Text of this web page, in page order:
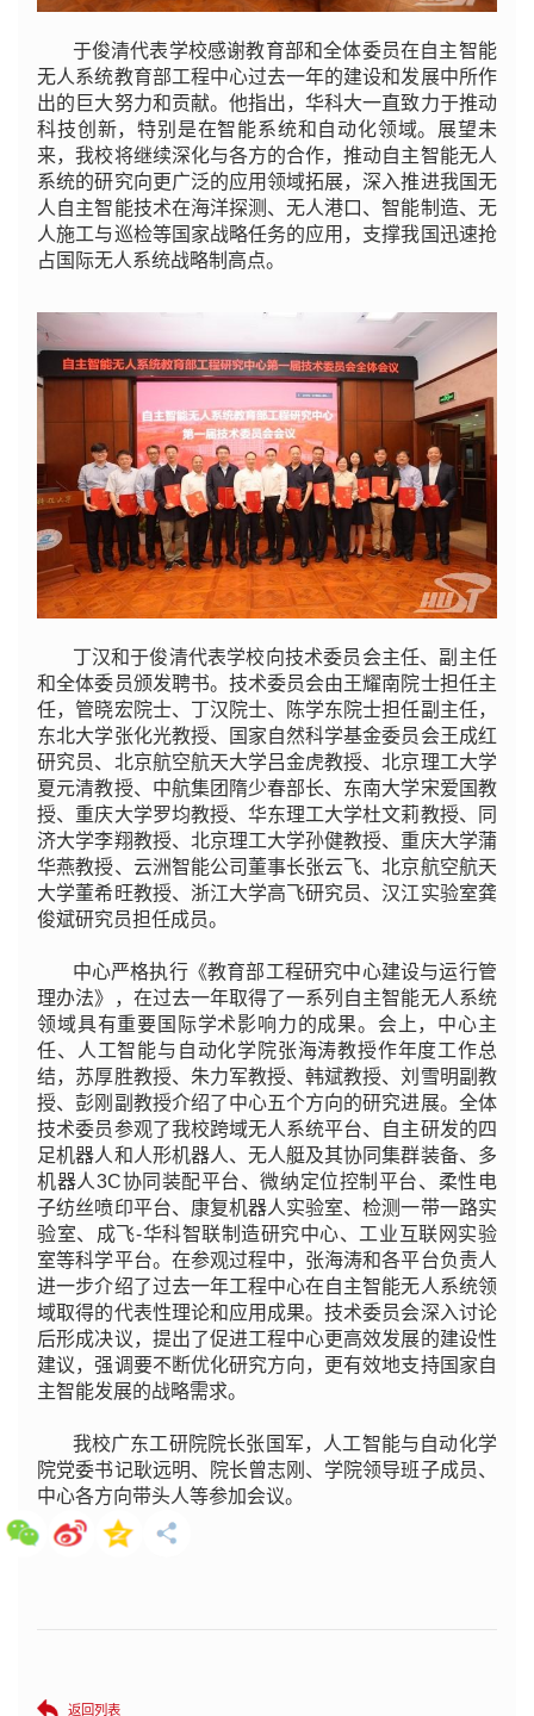
于俊清代表学校感谢教育部和全体委员在自主智能
无人系统教育部工程中心过去一年的建设和发展中所作
出的巨大努力和贡献。他指出，华科大一直致力于推动
科技创新，特别是在智能系统和自动化领域。展望未
来，我校将继续深化与各方的合作，推动自主智能无人
系统的研究向更广泛的应用领域拓展，深入推进我国无
人自主智能技术在海洋探测、无人港口、智能制造、无
人施工与巡检等国家战略任务的应用，支撑我国迅速抢
占国际无人系统战略制高点。
丁汉和于俊清代表学校向技术委员会主任、副主任
和全体委员颁发聘书。技术委员会由王耀南院士担任主
任，管晓宏院士、丁汉院士、陈学东院士担任副主任，
东北大学张化光教授、国家自然科学基金委员会王成红
研究员、北京航空航天大学吕金虎教授、北京理工大学
夏元清教授、中航集团隋少春部长、东南大学宋爱国教
授、重庆大学罗均教授、华东理工大学杜文莉教授、同
济大学李翔教授、北京理工大学孙健教授、重庆大学蒲
华燕教授、云洲智能公司董事长张云飞、北京航空航天
大学董希旺教授、浙江大学高飞研究员、汉江实验室龚
俊斌研究员担任成员。
中心严格执行《教育部工程研究中心建设与运行管
理办法》，在过去一年取得了一系列自主智能无人系统
领域具有重要国际学术影响力的成果。会上，中心主
任、人工智能与自动化学院张海涛教授作年度工作总
结，苏厚胜教授、朱力军教授、韩斌教授、刘雪明副教
授、彭刚副教授介绍了中心五个方向的研究进展。全体
技术委员参观了我校跨域无人系统平台、自主研发的四
足机器人和人形机器人、无人艇及其协同集群装备、多
机器人3C协同装配平台、微纳定位控制平台、柔性电
子纺丝喷印平台、康复机器人实验室、检测一带一路实
验室、成飞-华科智联制造研究中心、工业互联网实验
室等科学平台。在参观过程中，张海涛和各平台负责人
进一步介绍了过去一年工程中心在自主智能无人系统领
域取得的代表性理论和应用成果。技术委员会深入讨论
后形成决议，提出了促进工程中心更高效发展的建设性
建议，强调要不断优化研究方向，更有效地支持国家自
主智能发展的战略需求。
我校广东工研院院长张国军，人工智能与自动化学
院党委书记耿远明、院长曾志刚、学院领导班子成员、
中心各方向带头人等参加会议。
返回列表